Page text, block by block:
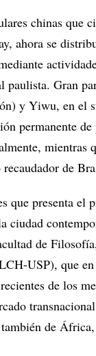
chinas que
ahora se
paulista. Gran
y Yiwu, en el
permanente
mientras
de
que presenta
ciudad
de
USP), que
de los
de